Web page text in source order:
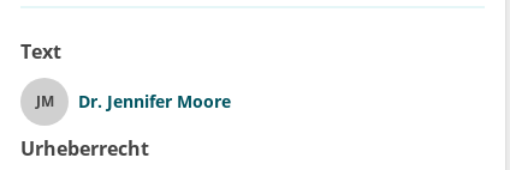
Text
JM Dr. Jennifer Moore
Urheberrecht